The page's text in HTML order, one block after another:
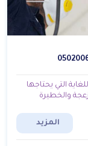
التي يحتاجها
والخطيرة
المزيد